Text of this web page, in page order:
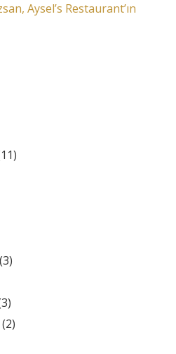
Aysel’s Restaurant’ın
(3)
(2)